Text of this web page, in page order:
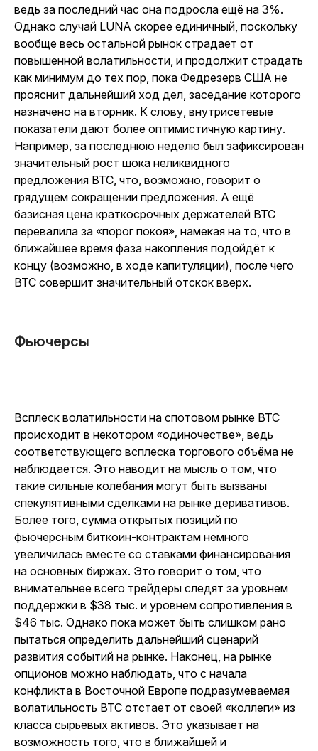
ведь за последний час она подросла ещё на 3%.
Однако случай LUNA скорее единичный, поскольку
вообще весь остальной рынок страдает от
повышенной волатильности, и продолжит страдать
как минимум до тех пор, пока Федрезерв США не
прояснит дальнейший ход дел, заседание которого
назначено на вторник. К слову, внутрисетевые
показатели дают более оптимистичную картину.
Например, за последнюю неделю был зафиксирован
значительный рост шока неликвидного
предложения BTC, что, возможно, говорит о
грядущем сокращении предложения. А ещё
базисная цена краткосрочных держателей BTC
перевалила за «порог покоя», намекая на то, что в
ближайшее время фаза накопления подойдёт к
концу (возможно, в ходе капитуляции), после чего
BTC совершит значительный отскок вверх.
Фьючерсы
Всплеск волатильности на спотовом рынке BTC
происходит в некотором «одиночестве», ведь
соответствующего всплеска торгового объёма не
наблюдается. Это наводит на мысль о том, что
такие сильные колебания могут быть вызваны
спекулятивными сделками на рынке деривативов.
Более того, сумма открытых позиций по
фьючерсным биткоин-контрактам немного
увеличилась вместе со ставками финансирования
на основных биржах. Это говорит о том, что
внимательнее всего трейдеры следят за уровнем
поддержки в $38 тыс. и уровнем сопротивления в
$46 тыс. Однако пока может быть слишком рано
пытаться определить дальнейший сценарий
развития событий на рынке. Наконец, на рынке
опционов можно наблюдать, что с начала
конфликта в Восточной Европе подразумеваемая
волатильность BTC отстает от своей «коллеги» из
класса сырьевых активов. Это указывает на
возможность того, что в ближайшей и